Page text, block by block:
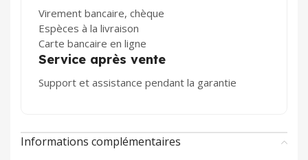
Virement bancaire, chèque
Espèces à la livraison
Carte bancaire en ligne
Service après vente
Support et assistance pendant la garantie
Informations complémentaires